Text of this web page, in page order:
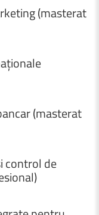
în domeniul
credite ECTS).
(masterat
(masterat
control de